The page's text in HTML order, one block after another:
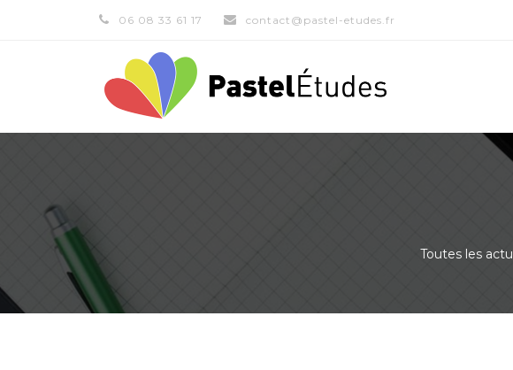
06 08 33 61 17 contact@pastel-etudes.fr
Toutes les